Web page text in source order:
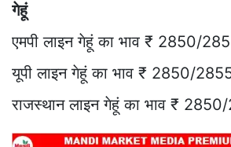
गेहूं
एमपी लाइन गेहूं का भाव ₹ 2850/
यूपी लाइन गेहूं का भाव ₹ 2850/
राजस्थान लाइन गेहूं का भाव ₹